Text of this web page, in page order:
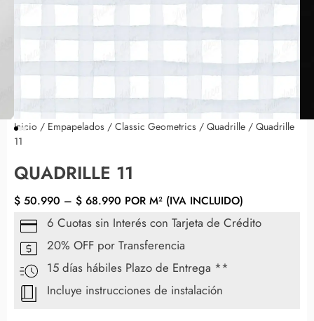
Inicio / Empapelados / Classic Geometrics / Quadrille / Quadrille
11
QUADRILLE 11
$ 50.990 – $ 68.990 POR M² (IVA INCLUIDO)
6 Cuotas sin Interés con Tarjeta de Crédito
20% OFF por Transferencia
15 días hábiles Plazo de Entrega **
Incluye instrucciones de instalación